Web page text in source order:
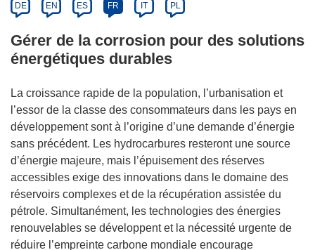
DE EN ES FR IT PL
Gérer de la corrosion pour des solutions
énergétiques durables
La croissance rapide de la population, l’urbanisation et
l’essor de la classe des consommateurs dans les pays en
développement sont à l’origine d’une demande d’énergie
sans précédent. Les hydrocarbures resteront une source
d’énergie majeure, mais l’épuisement des réserves
accessibles exige des innovations dans le domaine des
réservoirs complexes et de la récupération assistée du
pétrole. Simultanément, les technologies des énergies
renouvelables se développent et la nécessité urgente de
réduire l’empreinte carbone mondiale encourage